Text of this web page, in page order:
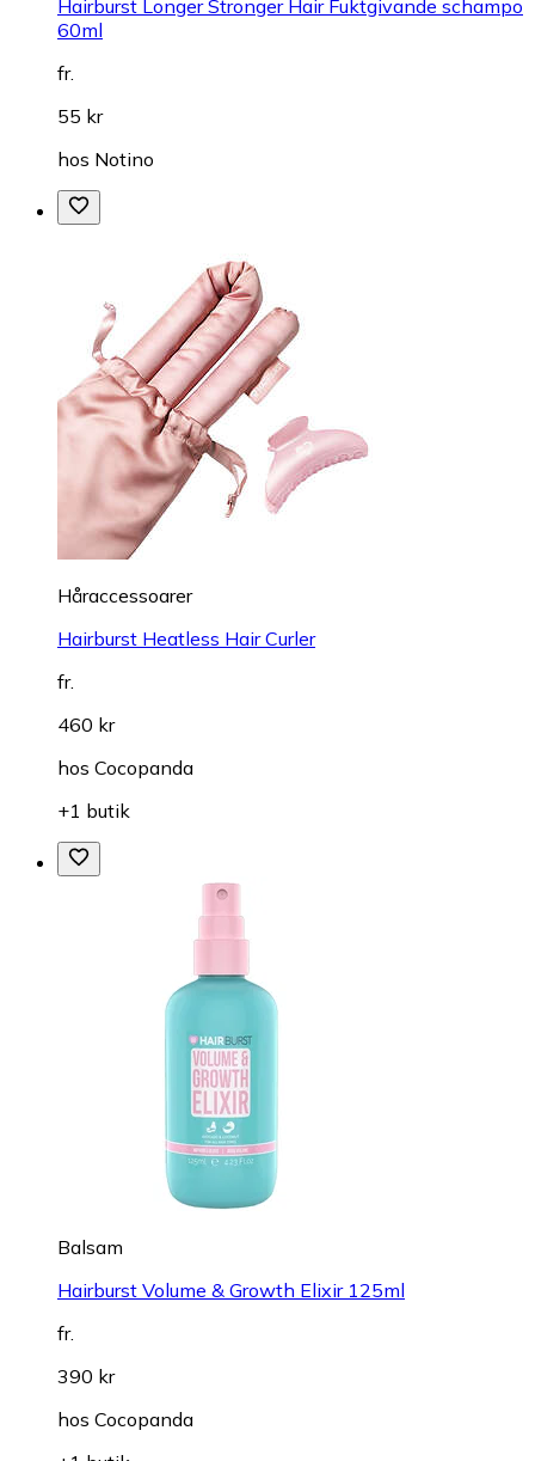
Hairburst Longer Stronger Hair Fuktgivande schampo
60ml
fr.
55 kr
hos Notino
Håraccessoarer
Hairburst Heatless Hair Curler
fr.
460 kr
hos Cocopanda
+1 butik
Balsam
Hairburst Volume & Growth Elixir 125ml
fr.
390 kr
hos Cocopanda